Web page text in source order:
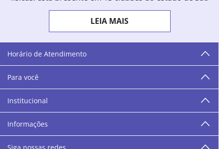
começou a vender para todo o território brasileiro.
Com uma infinidade de marcas e a filosofia de vender
produtos que vão do popular ao luxo, a Danny
Cosméticos mantém parceria com aproximadamente
300 grandes fornecedores e lançamentos diários na
área de beleza. São 12 centros técnicos que oferecem
programação semanal de cursos e encontros.
“O varejo corre nas nossas veias como nossos valores
humanos, éticos e morais. E que o branco e o azul anil,
as cores da Danny Cosméticos, possam continuar
transmitindo paz e harmonia para todos vocês!”
LEIA MAIS
Horário de Atendimento
Para você
Institucional
Informações